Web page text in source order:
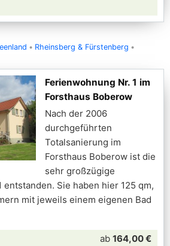
Rheinsberg & Fürstenberg
Ferienwohnung Nr. 1 im
Forsthaus Boberow
Nach der 2006
durchgeführten
Totalsanierung im
Forsthaus Boberow ist die
sehr großzügige
entstanden. Sie haben hier 125 qm,
mit jeweils einem eigenen Bad
ab 164,00 €